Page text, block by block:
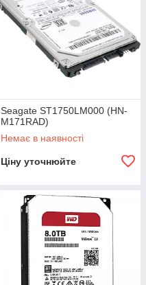
Seagate ST1750LM000 (HN-
M171RAD)
Немає в наявності
Ціну уточнюйте